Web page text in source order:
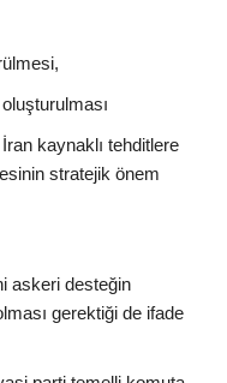
kaynaklı tehditlere
stratejik önem
askeri desteğin
gerektiği de ifade